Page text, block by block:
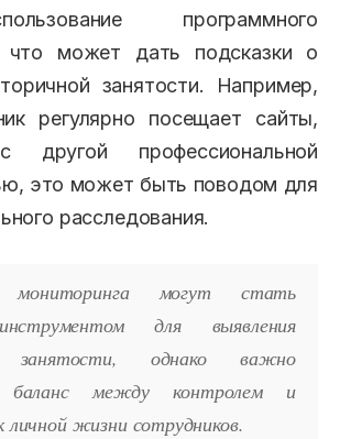
программного
что может дать подсказки о
занятости. Например,
регулярно посещает сайты,
другой профессиональной
это может быть поводом для
расследования.
мониторинга могут стать
для выявления
занятости, однако важно
баланс между контролем и
жизни сотрудников.